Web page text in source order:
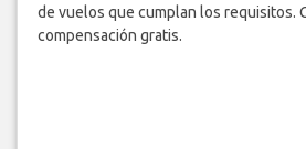
de vuelos que cumplan los requisitos.
compensación gratis.